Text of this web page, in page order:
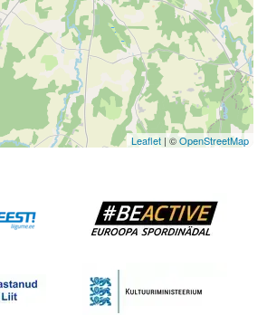
Leaflet | ©OpenStreetMap